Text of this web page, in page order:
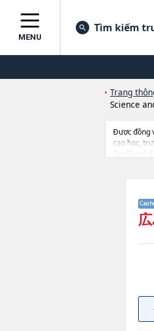
MENU
Tìm kiếm
Trang
Science
Được đồng
cao học,
Tại đây
Sciences